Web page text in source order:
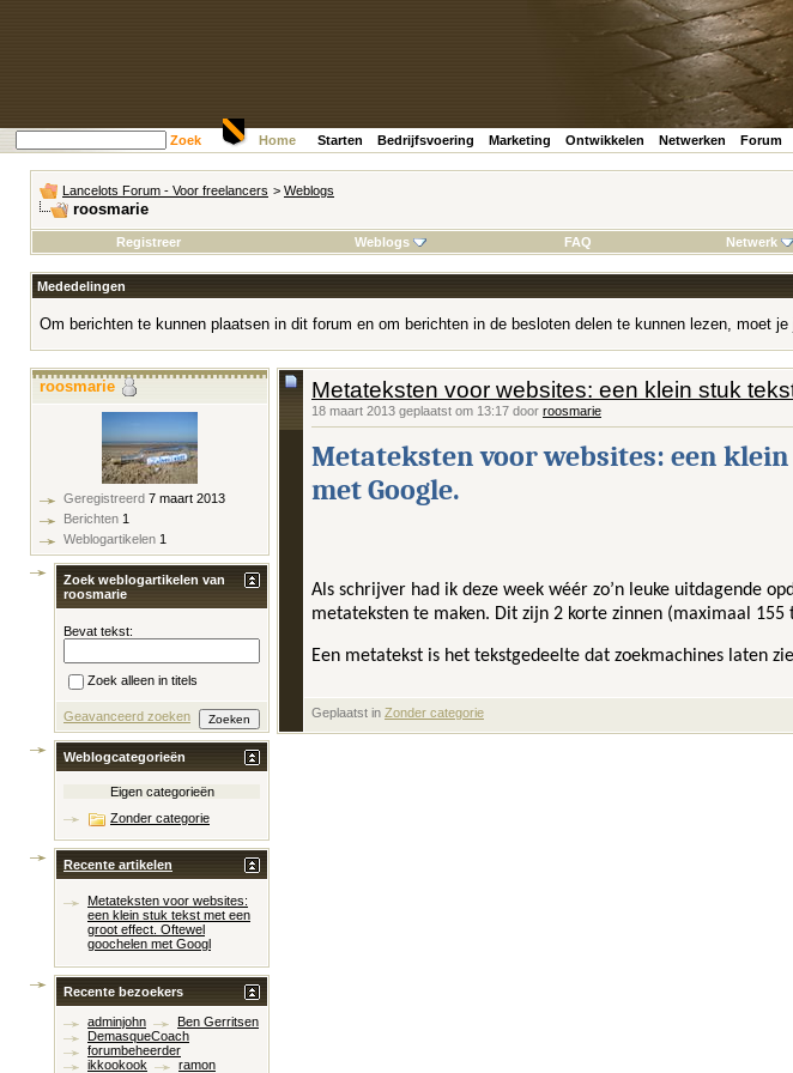
Zoek Home Starten Bedrijfsvoering Marketing Ontwikkelen Netwerken Forum
Lancelots Forum - Voor freelancers > Weblogs
roosmarie
Registreer
Weblogs FAQ Netwerk
Mededelingen
Om berichten te kunnen plaatsen in dit forum en om berichten in de besloten delen te kunnen lezen, moet
Metateksten voor websites: een klein stuk
18 maart 2013 geplaatst om 13:17 door roosmarie
Metateksten voor websites: een
met Google.
Als schrijver had ik deze week wéér zo’n leuke uitdagende
metateksten te maken. Dit zijn 2 korte zinnen (maximaal
Een metatekst is het tekstgedeelte dat zoekmachines laten
Geplaatst in Zonder categorie
roosmarie
Geregistreerd 7 maart 2013
Berichten 1
Weblogartikelen 1
Zoek weblogartikelen van
roosmarie
Bevat tekst:
Zoek alleen in titels
Geavanceerd zoeken
Weblogcategorieën
Eigen categorieën
Zonder categorie
Recente artikelen
Metateksten voor websites:
een klein stuk tekst met een
groot effect. Oftewel
goochelen met Googl
Recente bezoekers
adminjohn
Ben Gerritsen
DemasqueCoach
forumbeheerder
ikkookook
ramon